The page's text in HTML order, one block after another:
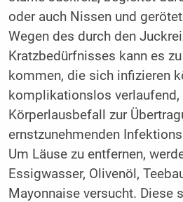
oder auch Nissen und
Wegen des durch den
Kratzbedürfnisses kann es
kommen, die sich infizieren
komplikationslos verlaufend,
Körperlausbefall zur
ernstzunehmenden
Um Läuse zu entfernen,
Essigwasser, Olivenöl,
Mayonnaise versucht. Diese